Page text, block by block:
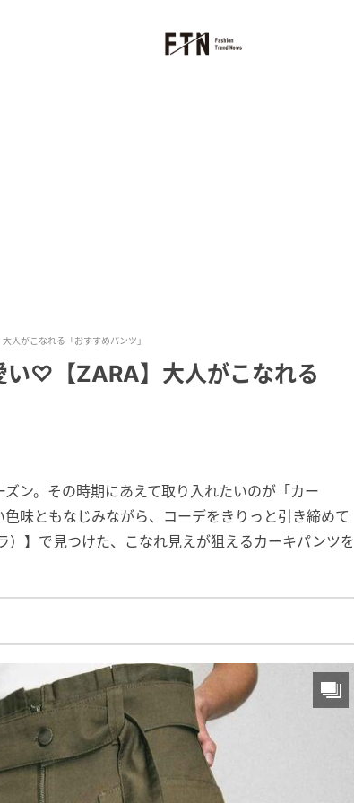
人がこなれる「おすすめパンツ」
い♡【ZARA】大人がこなれる
ン。その時期にあえて取り入れたいのが「カー
味ともなじみながら、コーデをきりっと引き締めて
）】で見つけた、こなれ見えが狙えるカーキパンツを